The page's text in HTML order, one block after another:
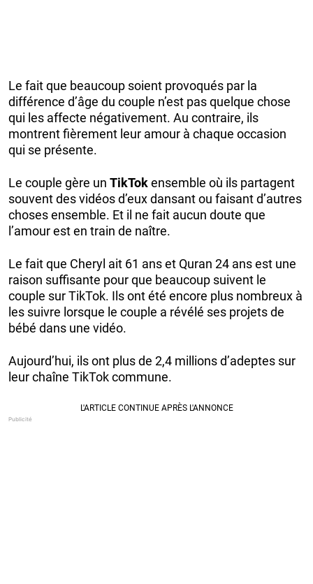
Le fait que beaucoup soient provoqués par la
différence d’âge du couple n’est pas quelque chose
qui les affecte négativement. Au contraire, ils
montrent fièrement leur amour à chaque occasion
qui se présente.
Le couple gère un TikTokensemble où ils partagent
souvent des vidéos d’eux dansant ou faisant d’autres
choses ensemble. Et il ne fait aucun doute que
l’amour est en train de naître.
Le fait que Cheryl ait 61 ans et Quran 24 ans est une
raison suffisante pour que beaucoup suivent le
couple sur TikTok. Ils ont été encore plus nombreux à
les suivre lorsque le couple a révélé ses projets de
bébé dans une vidéo.
Aujourd’hui, ils ont plus de 2,4 millions d’adeptes sur
leur chaîne TikTok commune.